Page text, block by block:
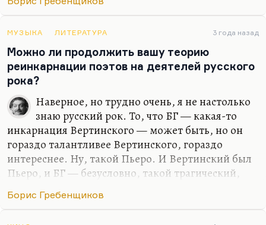
таких. С Гребенщиковым так же всегда делаешь
потому что всё ложится в голову. Владимир Леви
(но, может быть, тут проявляются как-то его
способности гипнотизёра). Есть люди, которые
умеют так сказать, что это запоминается. Я
абсолютно уверен (процентов на 90, если не
больше), что…
МУЗЫКА ЛИТЕРАТУРА 3 года назад
Можно ли продолжить вашу теорию
реинкарнации поэтов на деятелей русского
рока?
Наверное, но трудно очень, я не настолько
знаю русский рок. То, что БГ — какая-то
инкарнация Вертинского — может быть, но он
гораздо талантливее Вертинского, гораздо
интереснее. Ну, такой Пьеро. И Вертинский был
Пьеро, и БГ — безусловно, такой трагический,
думаю, что у Бориса Борисовича более глубокие
Борис Гребенщиков